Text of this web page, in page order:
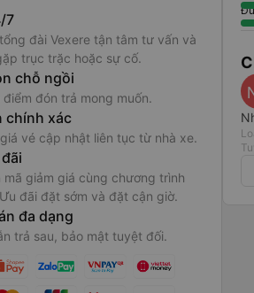
7
đài Vexere tận tâm tư vấn và
trục trặc hoặc sự cố.
chỗ ngồi
đón trả mong muốn.
chính xác
vé cập nhật liên tục từ nhà xe.
mã giảm giá cùng chương trình
đãi đặt sớm và đặt cận giờ.
đa dạng
trả sau, bảo mật tuyệt đối.